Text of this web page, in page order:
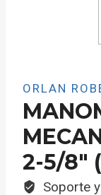
ORLAN
2-5/8″
Soporte